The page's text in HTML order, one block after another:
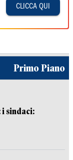
CLICCA QUI
Primo Piano
i sindaci: